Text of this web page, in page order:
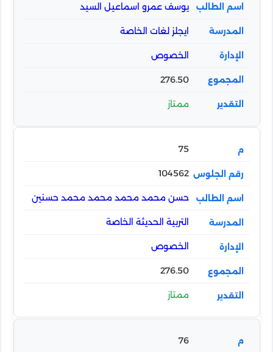
يوسف عمرو اسماعيل السيد
ايجلز لغات الخاصة
الخصوص
276.50
ممتاز
75
104562
حسن محمد محمد محمد محمد حسنين
التربية الحديثة الخاصة
الخصوص
276.50
ممتاز
76